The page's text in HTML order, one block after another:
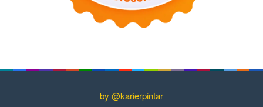
by @karierpintar